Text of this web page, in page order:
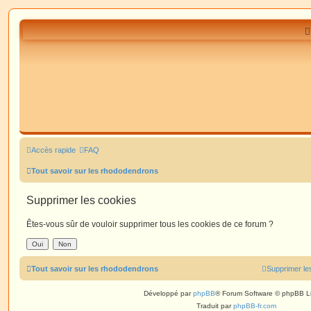
Accès rapide FAQ
Tout savoir sur les rhododendrons
Supprimer les cookies
Êtes-vous sûr de vouloir supprimer tous les cookies de ce forum ?
Tout savoir sur les rhododendrons Supprimer
Développé parphpBB® Forum Software © phpBB
Traduit parphpBB-fr.com